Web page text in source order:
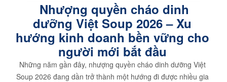
Nhượng quyền cháo dinh
dưỡng Việt Soup 2026 – Xu
hướng kinh doanh bền vững cho
người mới bắt đầu
Những năm gần đây, nhượng quyền cháo dinh dưỡng Việt
Soup 2026 đang dần trở thành một hướng đi được nhiều gia